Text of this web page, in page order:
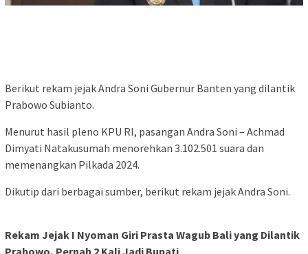
Berikut rekam jejak Andra Soni Gubernur Banten yang dilantik
Prabowo Subianto.
Menurut hasil pleno KPU RI, pasangan Andra Soni – Achmad
Dimyati Natakusumah menorehkan 3.102.501 suara dan
memenangkan Pilkada 2024.
Dikutip dari berbagai sumber, berikut rekam jejak Andra Soni.
Rekam Jejak I Nyoman Giri Prasta Wagub Bali yang Dilantik